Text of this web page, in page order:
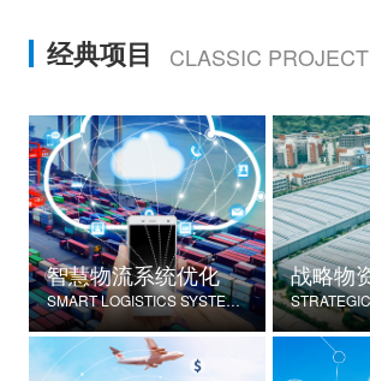
经典项目 CLASSIC PROJECT
智慧物流系统优化
SMART LOGISTICS SYSTEM OPTIMIZATION